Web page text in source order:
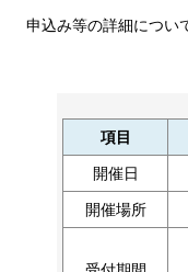
申込み等の詳細につい
項目
開催日
開催場所